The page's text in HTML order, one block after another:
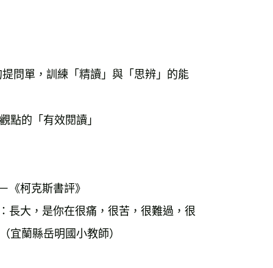
單，訓練「精讀」與「思辨」的能
的「有效閱讀」
《柯克斯書評》
長大，是你在很痛，很苦，很難過，很
宜蘭縣岳明國小教師）